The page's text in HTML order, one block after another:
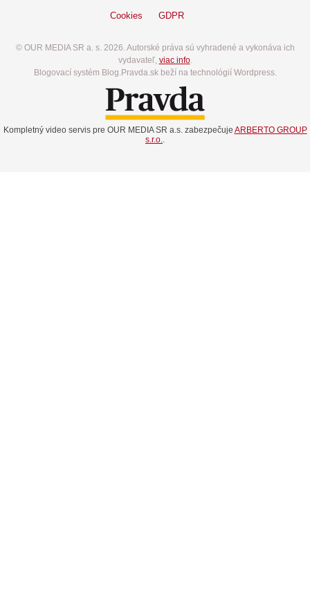
Cookies GDPR
© OUR MEDIA SR a. s. 2026. Autorské práva sú vyhradené a vykonáva ich
vydavateľ, viac info.
Blogovací systém Blog.Pravda.sk beží na technológií Wordpress.
Kompletný video servis pre OUR MEDIA SR a.s. zabezpečuje ARBERTO GROUP
s.r.o..